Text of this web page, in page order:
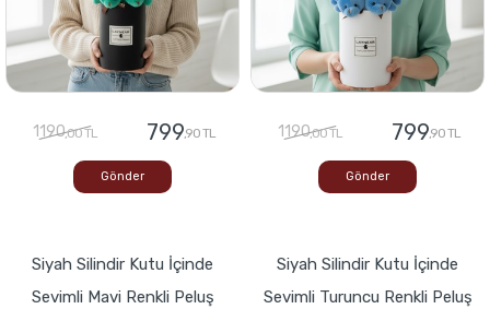
1190,00 TL 799,90 TL
Gönder
1190,00 TL 799,90 TL
Gönder
Siyah Silindir Kutu İçinde
Sevimli Mavi Renkli Peluş
Siyah Silindir Kutu İçinde
Sevimli Turuncu Renkli Peluş